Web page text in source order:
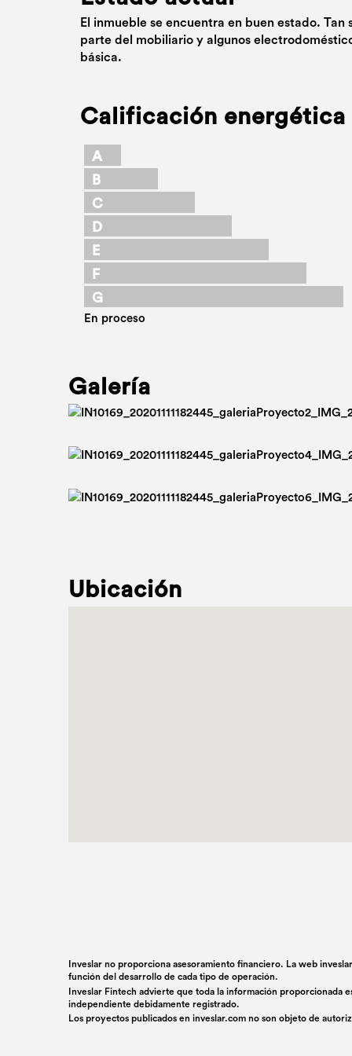
El inmueble se encuentra en buen estado.
parte del mobiliario y algunos
básica.
Calificación energética
A
B
C
D
E
F
G
En proceso
Galería
Ubicación
Inveslar no proporciona asesoramiento financiero. La web
función del desarrollo de cada tipo de operación.
Inveslar Fintech advierte que toda la información proporcionada
independiente debidamente registrado.
Los proyectos publicados en inveslar.com no son objeto de